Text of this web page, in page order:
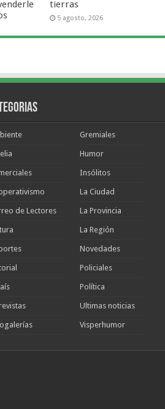
tierras
5 agosto, 2026
de Lectores
Gremiales
Humor
Insólitos
La Ciudad
La Provincia
La Región
Novedades
Policiales
Política
Ultimas noticias
Visperhumor